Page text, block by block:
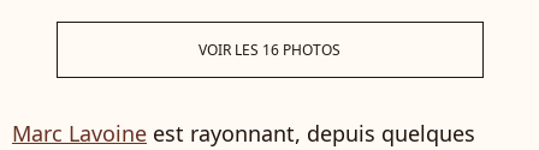
VOIR LES 16 PHOTOS
Marc Lavoine est rayonnant, depuis quelques